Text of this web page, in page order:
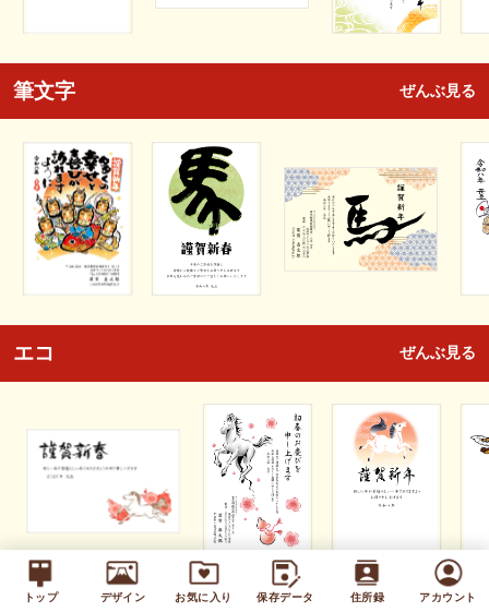
トップ デザイン お気に入り 保存データ 住所録 アカウント
筆文字 ぜんぶ見る
エコ ぜんぶ見る